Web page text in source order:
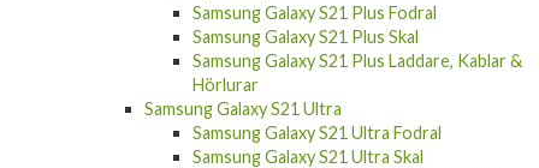
Samsung Galaxy S21 Plus Fodral
Samsung Galaxy S21 Plus Skal
Samsung Galaxy S21 Plus Laddare, Kablar &
Hörlurar
Samsung Galaxy S21 Ultra
Samsung Galaxy S21 Ultra Fodral
Samsung Galaxy S21 Ultra Skal